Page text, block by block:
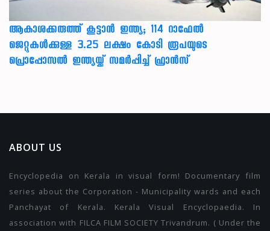
ആകാശക്കരുത്ത് കൂട്ടാൻ ഇന്ത്യ; 114 റാഫേൽ
ജെറ്റുകൾക്കുള്ള 3.25 ലക്ഷം കോടി രൂപയുടെ
പ്രൊപ്പോസൽ ഇന്ത്യയ്ക്ക് സമർപ്പിച്ച് ഫ്രാൻസ്
ABOUT US
Encyclopedia on Kerala in visual form! Documentary film
series about the Corporation - Municipality wards and each
Panchayat of Kerala. Kerala Visual Encyclopaedia. In
association with FILCA FILM SOCIETY Trivandrum. ( Under the